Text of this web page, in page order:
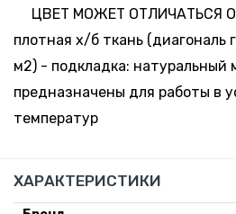
ЦВЕТ МОЖЕТ ОТЛИЧАТЬСЯ
плотная х/б ткань (диагональ
м2) - подкладка: натуральный
предназначены для работы в
температур
ХАРАКТЕРИСТИКИ